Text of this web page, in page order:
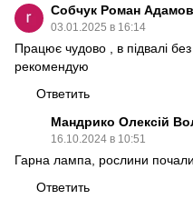
Собчук Роман
03.01.2025 в 16:14
Працює чудово , в підвалі
рекомендую
Ответить
Мандрико Олексій
16.10.2024 в 10:51
Гарна лампа, рослини
Ответить